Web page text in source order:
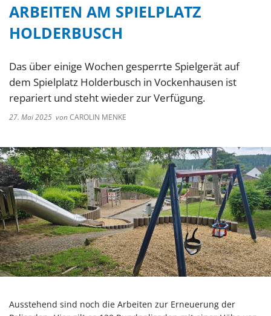
ARBEITEN AM SPIELPLATZ
HOLDERBUSCH
Das über einige Wochen gesperrte Spielgerät auf
dem Spielplatz Holderbusch in Vockenhausen ist
repariert und steht wieder zur Verfügung.
27. Mai 2025 vonCAROLIN MENKE
Ausstehend sind noch die Arbeiten zur Erneuerung der